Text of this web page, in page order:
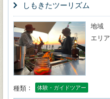
しもきたツーリズム
地域
エリア
種類 体験・ガイドツアー